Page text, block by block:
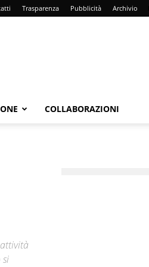
Trasparenza Pubblicità Archivio
COLLABORAZIONI
si